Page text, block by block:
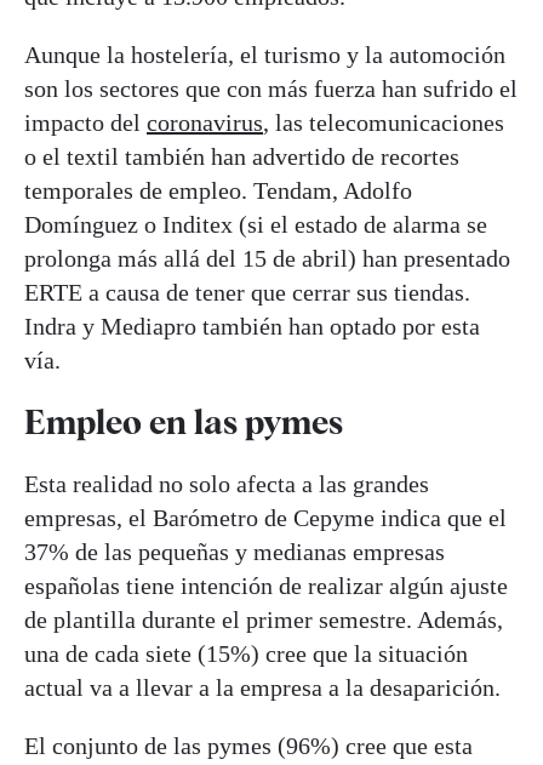
Aunque la hostelería, el turismo y la automoción
son los sectores que con más fuerza han sufrido el
impacto del coronavirus, las telecomunicaciones
o el textil también han advertido de recortes
temporales de empleo. Tendam, Adolfo
Domínguez o Inditex (si el estado de alarma se
prolonga más allá del 15 de abril) han presentado
ERTE a causa de tener que cerrar sus tiendas.
Indra y Mediapro también han optado por esta
vía.
Empleo en las pymes
Esta realidad no solo afecta a las grandes
empresas, el Barómetro de Cepyme indica que el
37% de las pequeñas y medianas empresas
españolas tiene intención de realizar algún ajuste
de plantilla durante el primer semestre. Además,
una de cada siete (15%) cree que la situación
actual va a llevar a la empresa a la desaparición.
El conjunto de las pymes (96%) cree que esta